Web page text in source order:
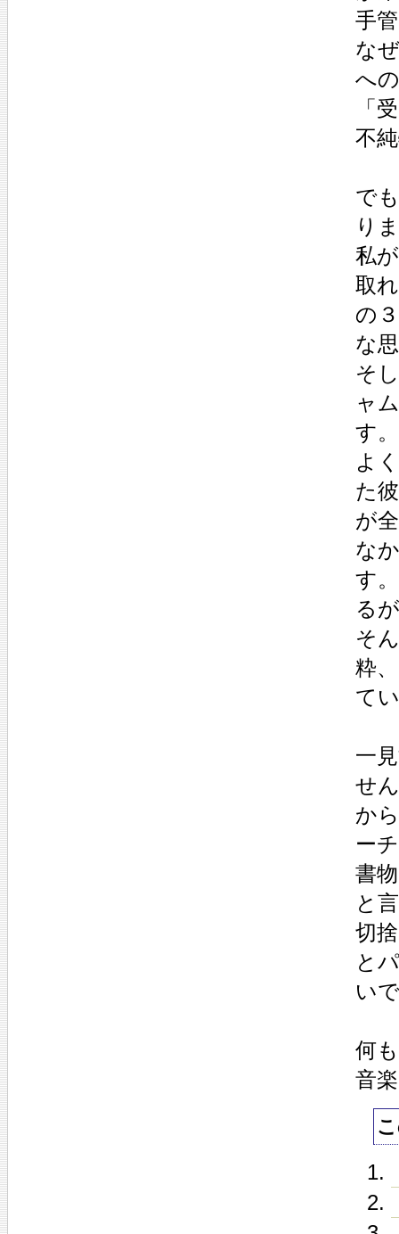
手
な
へ
「
不
で
り
私
取
の
な
そ
ャ
す。
よ
た
が
な
す
る
そ
粋
て
一
せ
か
ー
書
と
切
と
い
何
音